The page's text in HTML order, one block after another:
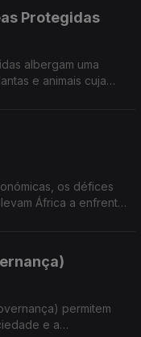
Protegidas
albergam uma
e animais cuja
os défices
África a enfrentar
permitem
e a